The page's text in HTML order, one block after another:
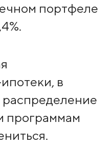
портфеле
в
программам